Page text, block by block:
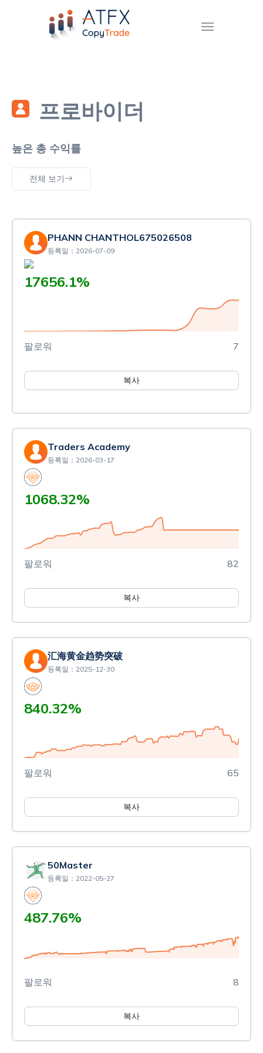
프로바이더
높은 총 수익률
전체 보기
PHANN CHANTHOL675026508
등록일：2026-07-09
17656.1%
팔로워 7
복사
Traders Academy
등록일：2026-03-17
1068.32%
팔로워 82
복사
汇海黄金趋势突破
등록일：2025-12-30
840.32%
팔로워 65
복사
50Master
등록일：2022-05-27
487.76%
팔로워 8
복사